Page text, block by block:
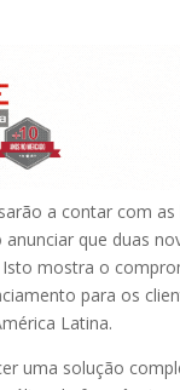
a contar com
que duas
mostra o
para os
Latina.
uma solução